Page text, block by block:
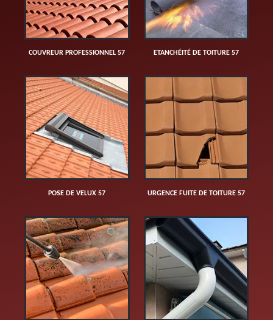
COUVREUR PROFESSIONNEL 57 ETANCHÉITÉ DE TOITURE 57
POSE DE VELUX 57 URGENCE FUITE DE TOITURE 57